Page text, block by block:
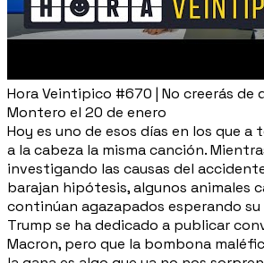
Hora Veintipico #670 | No creerás de
Montero el 20 de enero
Hoy es uno de esos días en los que a
a la cabeza la misma canción.
investigando las causas del
barajan hipótesis, algunos animales
continúan agazapados esperando
Trump se ha dedicado a publicar
Macron, pero que la bombona